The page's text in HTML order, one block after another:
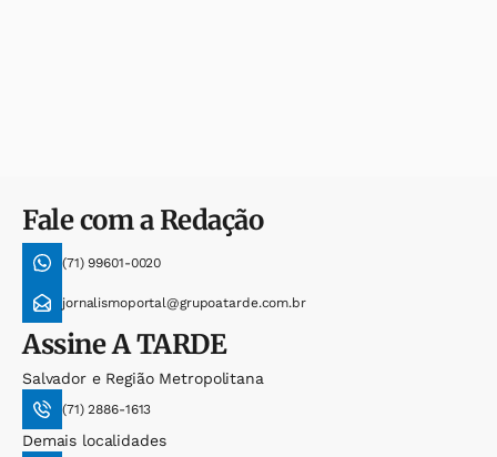
Fale com a Redação
(71) 99601-0020
jornalismoportal@grupoatarde.com.br
AssineA TARDE
Salvador e Região Metropolitana
(71) 2886-1613
Demais localidades